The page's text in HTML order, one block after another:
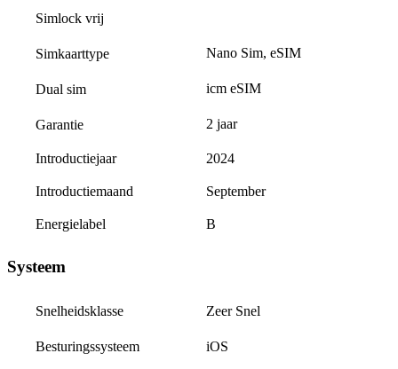
Simlock vrij
Simkaarttype Nano Sim, eSIM
Dual sim icm eSIM
Garantie 2 jaar
Introductiejaar 2024
Introductiemaand September
Energielabel B
Systeem
Snelheidsklasse Zeer Snel
Besturingssysteem iOS